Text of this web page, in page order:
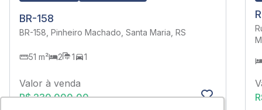
BR-158
BR-158, Pinheiro Machado, Santa Maria, RS
51 m² 2 1 1
Valor à venda
R$ 230.000,00